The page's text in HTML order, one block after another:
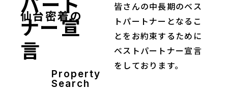
仙台密着の
ナー宣
言
Property
Search
皆さんの中長期のベス
トパートナーとなるこ
とをお約束するために
ベストパートナー宣言
をしております。